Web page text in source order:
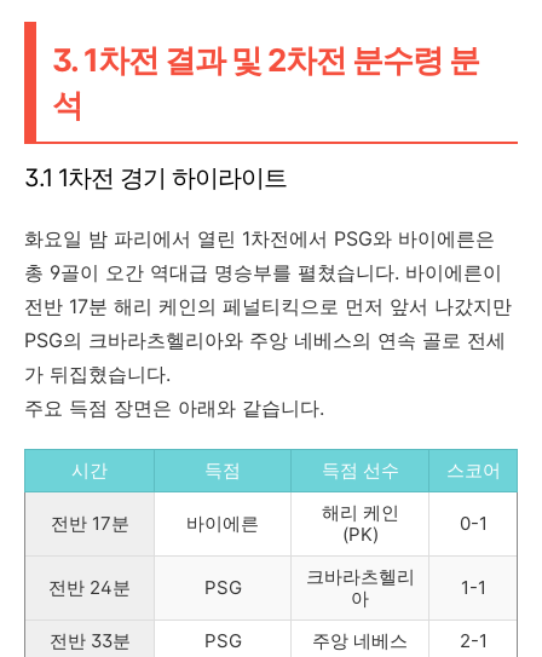
3. 1차전 결과 및 2차전 분수령 분
석
3.1 1차전 경기 하이라이트
화요일 밤 파리에서 열린 1차전에서 PSG와 바이에른은
총 9골이 오간 역대급 명승부를 펼쳤습니다. 바이에른이
전반 17분 해리 케인의 페널티킥으로 먼저 앞서 나갔지만
PSG의 크바라츠헬리아와 주앙 네베스의 연속 골로 전세
가 뒤집혔습니다.
주요 득점 장면은 아래와 같습니다.
시간 득점 득점 선수 스코어
전반 17분 바이에른
해리 케인
(PK)
0-1
전반 24분 PSG
크바라츠헬리
아
1-1
전반 33분 PSG 주앙 네베스
2-1